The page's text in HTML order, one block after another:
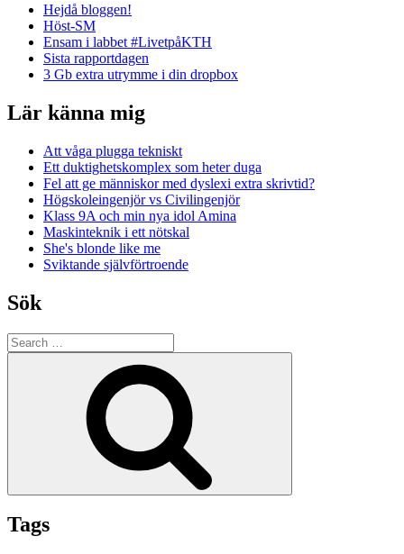
Hejdå bloggen!
Höst-SM
Ensam i labbet #LivetpåKTH
Sista rapportdagen
3 Gb extra utrymme i din dropbox
Lär känna mig
Att våga plugga tekniskt
Ett duktighetskomplex som heter duga
Fel att ge människor med dyslexi extra skrivtid?
Högskoleingenjör vs Civilingenjör
Klass 9A och min nya idol Amina
Maskinteknik i ett nötskal
She's blonde like me
Sviktande självförtroende
Sök
Search
for:
Tags